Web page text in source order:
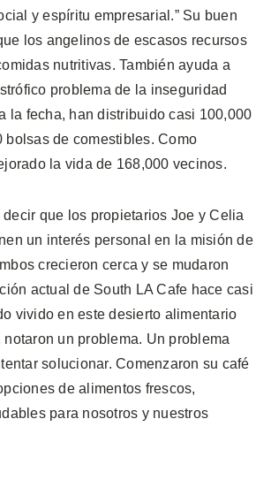
y espíritu empresarial.” Su buen
los angelinos de escasos recursos
nutritivas. También ayuda a
problema de la inseguridad
la fecha, han distribuido casi 100,000
bolsas de comestibles. Como
la vida de 168,000 vecinos.
decir que los propietarios Joe y Celia
un interés personal en la misión de
crecieron cerca y se mudaron
actual de South LA Cafe hace casi
vivido en este desierto alimentario
un problema. Un problema
solucionar. Comenzaron su café
de alimentos frescos,
para nosotros y nuestros